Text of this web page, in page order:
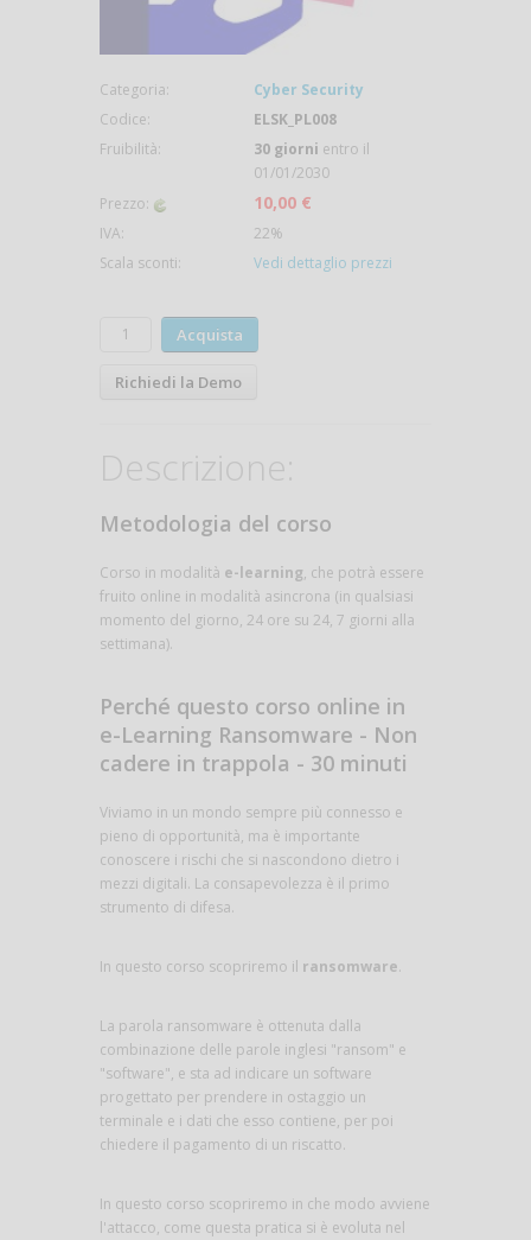
Categoria:
Cyber Security
Codice:
ELSK_PL008
Fruibilità:
30 giorni entro il
01/01/2030
Prezzo:
10,00 €
IVA:
22%
Scala sconti:
Vedi dettaglio prezzi
Acquista
Richiedi la Demo
Descrizione:
Metodologia del corso
Corso in modalità e-learning, che potrà essere
fruito online in modalità asincrona (in qualsiasi
momento del giorno, 24 ore su 24, 7 giorni alla
settimana).
Perché questo corso online in
e-Learning Ransomware - Non
cadere in trappola - 30 minuti
Viviamo in un mondo sempre più connesso e
pieno di opportunità, ma è importante
conoscere i rischi che si nascondono dietro i
mezzi digitali. La consapevolezza è il primo
strumento di difesa.
In questo corso scopriremo il ransomware.
La parola ransomware è ottenuta dalla
combinazione delle parole inglesi "ransom" e
"software", e sta ad indicare un software
progettato per prendere in ostaggio un
terminale e i dati che esso contiene, per poi
chiedere il pagamento di un riscatto.
In questo corso scopriremo in che modo avviene
l'attacco, come questa pratica si è evoluta nel